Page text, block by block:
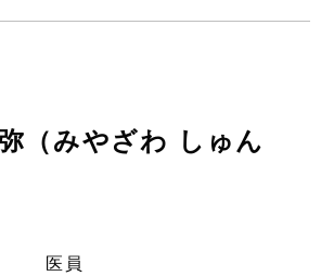
（みやざわ しゅん
医員